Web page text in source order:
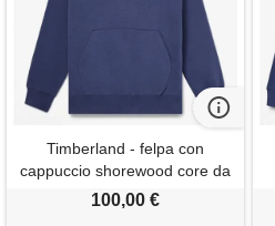
Timberland - felpa con
cappuccio shorewood core da
uomo in blu scuro, uomo, blu,
100,00 €